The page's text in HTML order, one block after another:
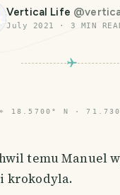
Vertical Life @
July 2021 · 3 MIN
⌖ 18.5700° N ·
temu Manuel
krokodyla.